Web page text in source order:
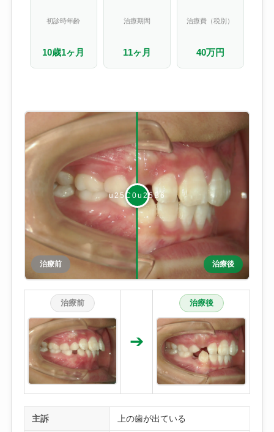
初診時年齢
10歳1ヶ月
治療期間
11ヶ月
治療費（税別）
40万円
治療前 治療後
治療前
➔
治療後
主訴 上の歯が出ている